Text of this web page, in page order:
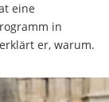
eine
in
er, warum.